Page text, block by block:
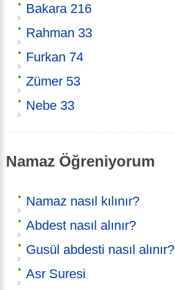
Bakara 216
Rahman 33
Furkan 74
Zümer 53
Nebe 33
Namaz Öğreniyorum
Namaz nasıl kılınır?
Abdest nasıl alınır?
Gusül abdesti nasıl alınır?
Asr Suresi